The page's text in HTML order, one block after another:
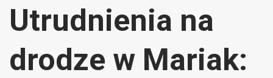
Utrudnienia na
drodze w Mariak: